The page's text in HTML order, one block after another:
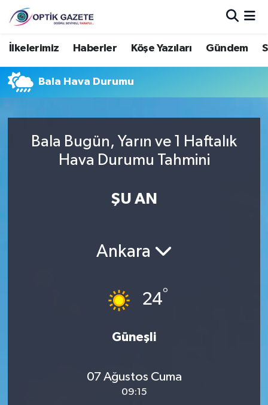
İlkelerimiz Haberler Köşe Yazıları Gündem
Bala Hava Durumu
Bala Bugün, Yarın ve 1 Haftalık
Hava Durumu Tahmini
ŞU AN
Ankara
24°
Güneşli
07 Ağustos Cuma
09:15
Nöbetçi Eczaneler
Hava Durumu
Trafik Durumu
Süper Lig Puan Durumu ve Fikstür